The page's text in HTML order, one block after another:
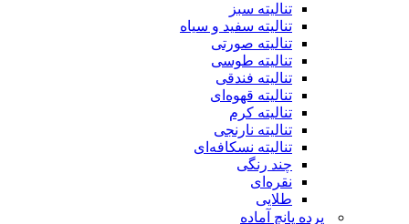
تنالیته سبز
تنالیته سفید و سیاه
تنالیته صورتی
تنالیته طوسی
تنالیته فندقی
تنالیته قهوه‌ای
تنالیته کرم
تنالیته نارنجی
تنالیته نسکافه‌ای
چند رنگی
نقره‌ای
طلایی
پرده پانچ آماده